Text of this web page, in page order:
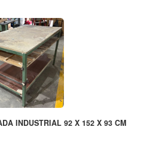
INDUSTRIAL 92 X 152 X 93 CM